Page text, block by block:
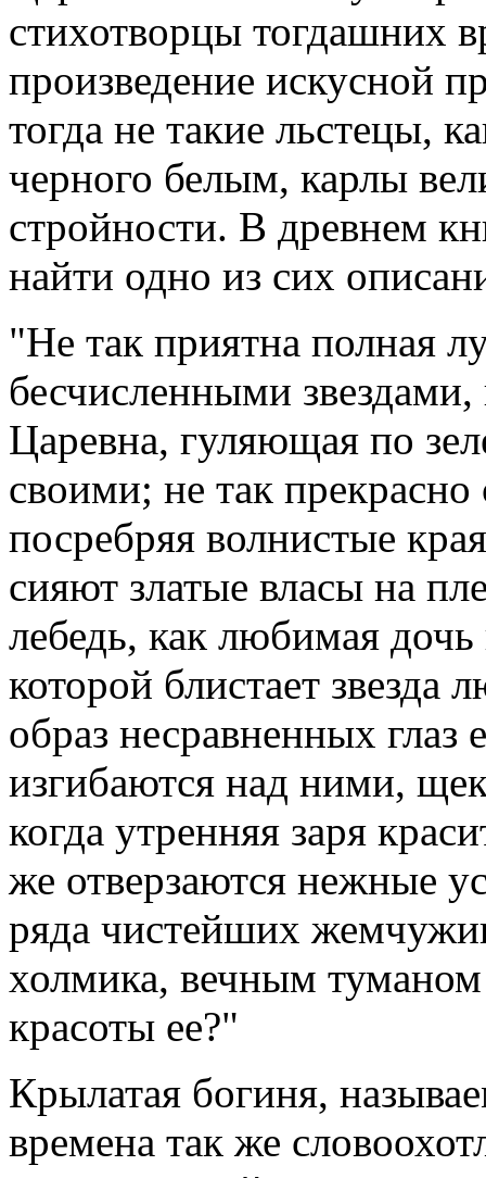
стихотворцы тогдашних
произведение искусной
тогда не такие льстецы,
черного белым, карлы
стройности. В древнем
найти одно из сих
"Не так приятна полная
бесчисленными
Царевна, гуляющая по
своими; не так
посребряя волнистые
сияют златые власы на
лебедь, как любимая
которой блистает звезда
образ несравненных глаз
изгибаются над ними,
когда утренняя заря
же отверзаются нежные
ряда чистейших
холмика, вечным
красоты ее?"
Крылатая богиня,
времена так же